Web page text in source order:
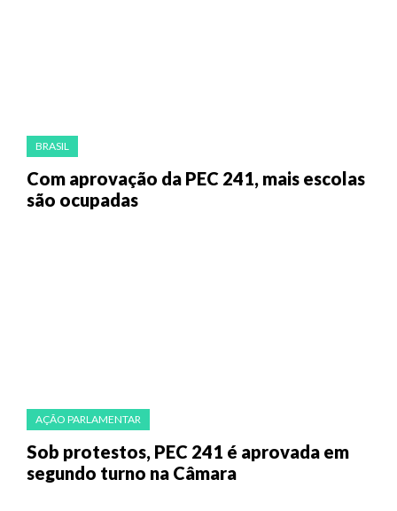
BRASIL
Com aprovação da PEC 241, mais escolas
são ocupadas
AÇÃO PARLAMENTAR
Sob protestos, PEC 241 é aprovada em
segundo turno na Câmara